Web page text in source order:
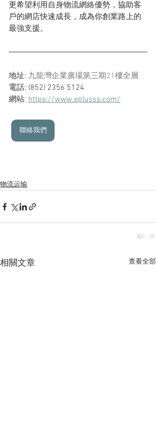
更希望利用自身物流網絡優勢，協助客
戶的網店快速成長，成為你創業路上的
最強支援。
地址: 九龍灣企業廣場第三期21樓全層
電話: (852) 2356 5124
網站: https://www.eplusss.com/
聯絡我們
物流运输
相關文章 查看全部